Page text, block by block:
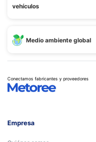
vehículos
Medio ambiente global
Conectamos fabricantes y proveedores
Empresa